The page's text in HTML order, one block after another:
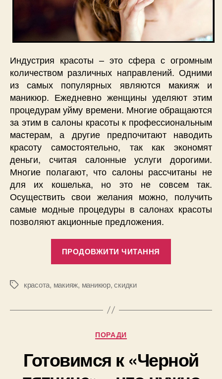
Индустрия красоты – это сфера с огромным
количеством различных направлений. Одними
из самых популярных являются макияж и
маникюр. Ежедневно женщины уделяют этим
процедурам уйму времени. Многие обращаются
за этим в салоны красоты к профессиональным
мастерам, а другие предпочитают наводить
красоту самостоятельно, так как экономят
деньги, считая салонные услуги дорогими.
Многие полагают, что салоны рассчитаны не
для их кошелька, но это не совсем так.
Осуществить свои желания можно, получить
самые модные процедуры в салонах красоты
позволяют акционные предложения.
ПРОДОВЖИТИ ЧИТАННЯ
со
Позначки
красота, макияж, маникюр,скидки
Категорії
ПОРАДИ
Готовимся к «Черной